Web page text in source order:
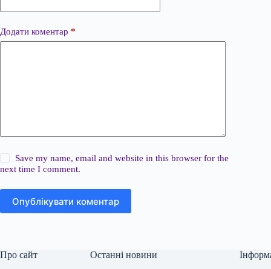
Додати коментар *
Save my name, email and website in this browser for the
next time I comment.
Опублікувати коментар
Про сайт Останні новини